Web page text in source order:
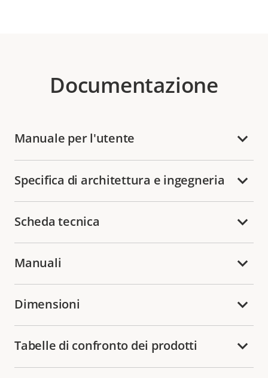
Documentazione
Manuale per l'utente
Specifica di architettura e ingegneria
Scheda tecnica
Manuali
Dimensioni
Tabelle di confronto dei prodotti